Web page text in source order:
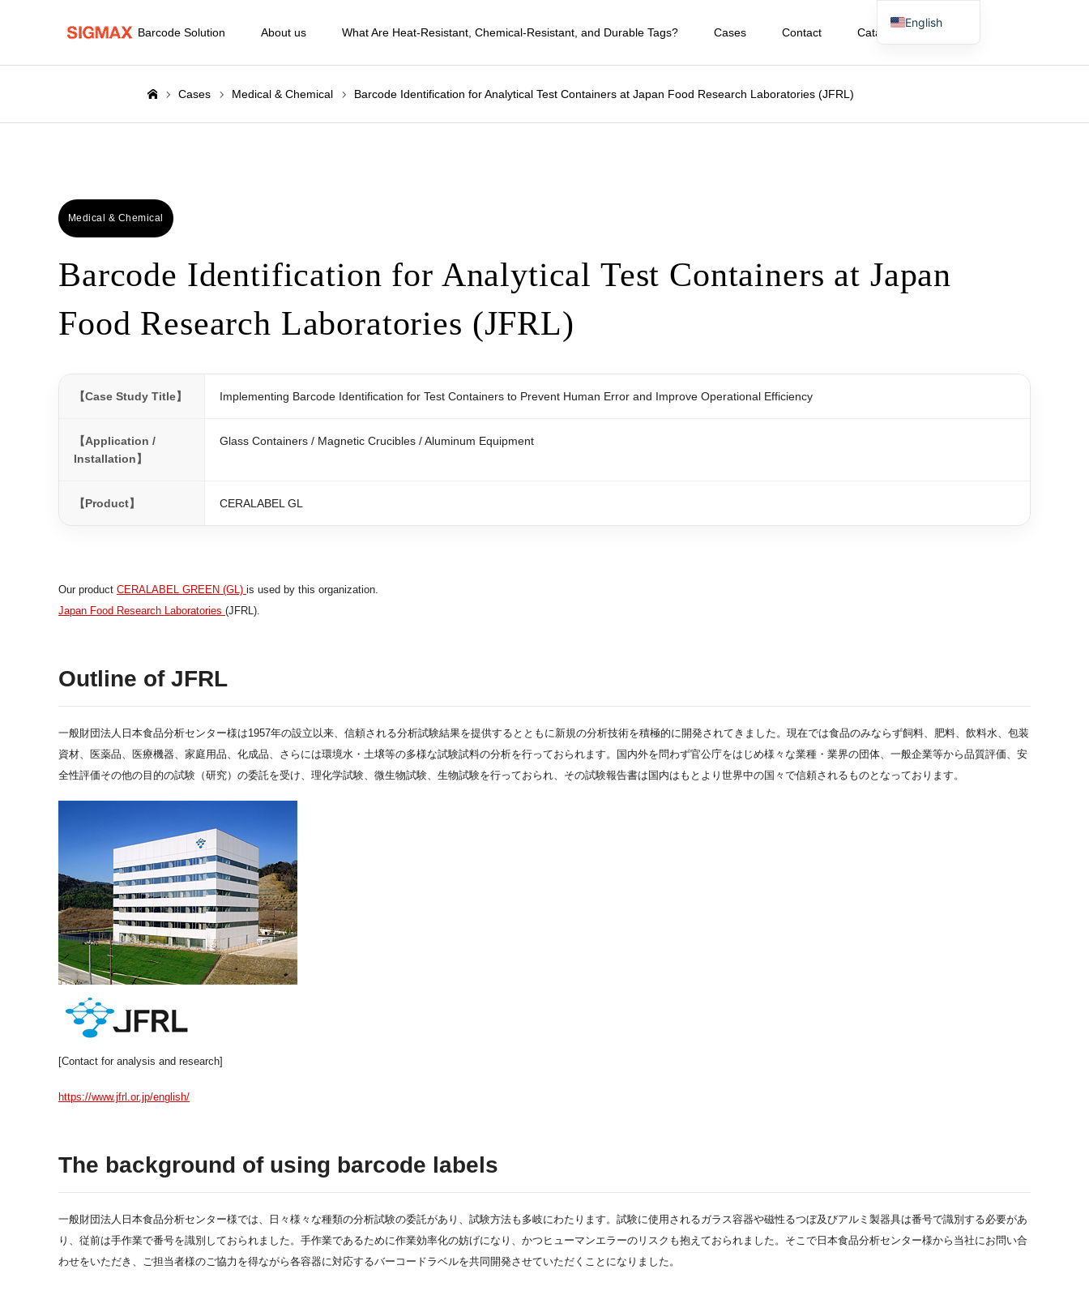
Barcode Solution About us What Are Heat-Resistant, Chemical-Resistant, and Durable Tags? Cases Contact Catalog Download
Cases Medical & Chemical Barcode Identification for Analytical Test Containers at Japan Food Research Laboratories (JFRL)
Medical & Chemical
Barcode Identification for Analytical Test Containers at Japan
Food Research Laboratories (JFRL)
【Case Study Title】 Implementing Barcode Identification for Test Containers to Prevent Human Error and Improve Operational Efficiency
【Application /
Installation】
Glass Containers / Magnetic Crucibles / Aluminum Equipment
【Product】 CERALABEL GL
Our product CERALABEL GREEN (GL) is used by this organization.
Japan Food Research Laboratories (JFRL).
Outline of JFRL
一般財団法人日本食品分析センター様は1957年の設立以来、信頼される分析試験結果を提供するとともに新規の分析技術を積極的に開発されてきました。現在では食品のみならず飼料、肥料、飲料水、包装
資材、医薬品、医療機器、家庭用品、化成品、さらには環境水・土壌等の多様な試験試料の分析を行っておられます。国内外を問わず官公庁をはじめ様々な業種・業界の団体、一般企業等から品質評価、安
全性評価その他の目的の試験（研究）の委託を受け、理化学試験、微生物試験、生物試験を行っておられ、その試験報告書は国内はもとより世界中の国々で信頼されるものとなっております。
[Contact for analysis and research]
https://www.jfrl.or.jp/english/
The background of using barcode labels
一般財団法人日本食品分析センター様では、日々様々な種類の分析試験の委託があり、試験方法も多岐にわたります。試験に使用されるガラス容器や磁性るつぼ及びアルミ製器具は番号で識別する必要があ
り、従前は手作業で番号を識別しておられました。手作業であるために作業効率化の妨げになり、かつヒューマンエラーのリスクも抱えておられました。そこで日本食品分析センター様から当社にお問い合
わせをいただき、ご担当者様のご協力を得ながら各容器に対応するバーコードラベルを共同開発させていただくことになりました。
English